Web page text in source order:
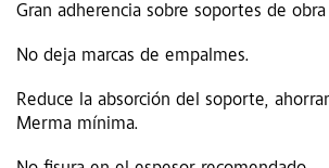
Gran adherencia sobre soportes de obra
No deja marcas de empalmes.
Reduce la absorción del soporte,
Merma mínima.